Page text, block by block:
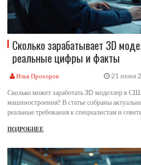
Сколько зарабатывает 3D
реальные цифры и факты
Илья Прохоров 21 июня
Сколько может заработать 3D моделлер в
машиностроения? В статье собраны
реальные требования к специалистам и
как влияет опыт на уровень оплаты, и стоит
ПОДРОБНЕЕ